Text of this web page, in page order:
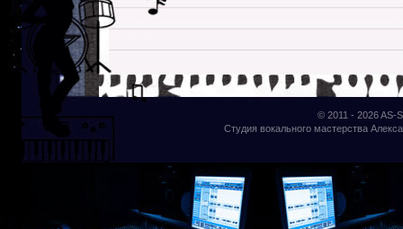
© 2011 - 2026AS-
Студия вокального мастерства